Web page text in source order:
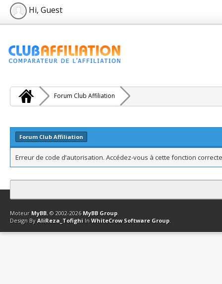
Hi, Guest
Forum Club Affiliation
Forum Club Affiliation
Erreur de code d’autorisation. Accédez-vous à cette fonction
Contact Club Affiliation Retourner en haut Version bas-débit
Moteur MyBB, © 2002-2026 MyBB Group.
Design By AliReza_Tofighi In WhiteCrow Software Group.